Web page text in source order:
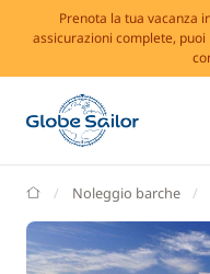
Prenota la tua vacanza
assicurazioni complete,
GlobeSailor
Noleggio barche